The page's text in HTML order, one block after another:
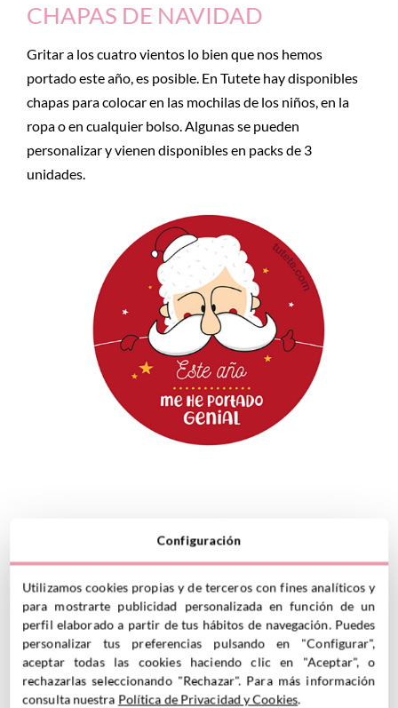
CHAPAS DE NAVIDAD
Gritar a los cuatro vientos lo bien que nos hemos
portado este año, es posible. En Tutete hay disponibles
chapas para colocar en las mochilas de los niños, en la
ropa o en cualquier bolso. Algunas se pueden
personalizar y vienen disponibles en packs de 3
unidades.
Configuración
Utilizamos cookies propias y de terceros con fines analíticos y
para mostrarte publicidad personalizada en función de un
perfil elaborado a partir de tus hábitos de navegación. Puedes
personalizar tus preferencias pulsando en "Configurar",
aceptar todas las cookies haciendo clic en "Aceptar", o
rechazarlas seleccionando "Rechazar". Para más información
consulta nuestra Política de Privacidad y Cookies.